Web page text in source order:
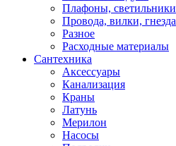
Плафоны, светильники
Провода, вилки, гнезда
Разное
Расходные материалы
Сантехника
Аксессуары
Канализация
Краны
Латунь
Мерилон
Насосы